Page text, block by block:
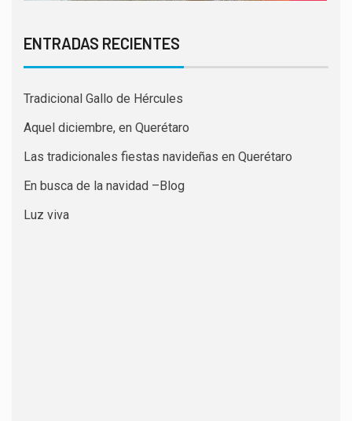
ENTRADAS RECIENTES
Tradicional Gallo de Hércules
Aquel diciembre, en Querétaro
Las tradicionales fiestas navideñas en Querétaro
En busca de la navidad –Blog
Luz viva